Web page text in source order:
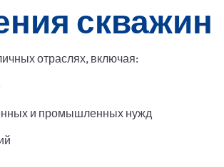
скважин
отраслях, включая:
и промышленных нужд